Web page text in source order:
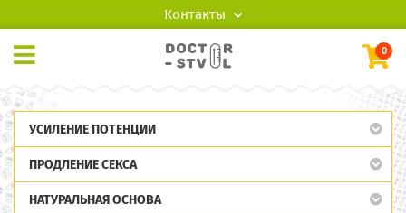
Контакты
0
УСИЛЕНИЕ ПОТЕНЦИИ
ПРОДЛЕНИЕ СЕКСА
НАТУРАЛЬНАЯ ОСНОВА